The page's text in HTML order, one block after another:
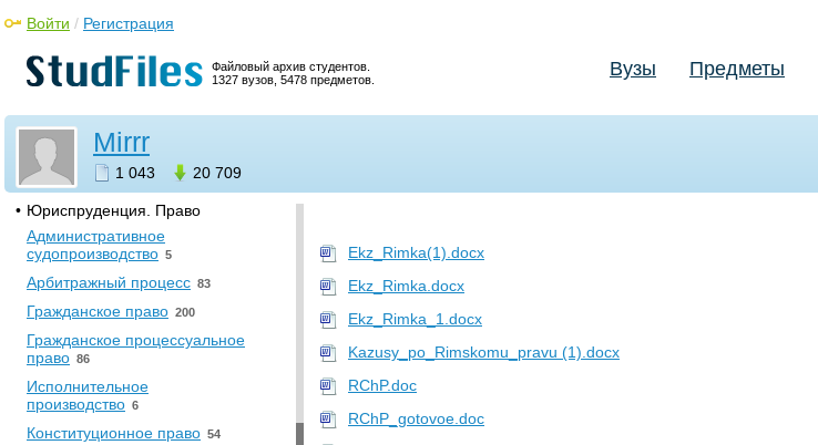
Файловый архив студентов.
1327 вузов, 5478 предметов.
Войти / Регистрация
Вузы Предметы
Mirrr
1 043 20 709
[НЕСОРТИРОВАННОЕ]
10
Аттестация 34
Производственная практика
Учебная практика
• Юриспруденция. Право
Административное
судопроизводство 5
Арбитражный процесс 83
Гражданское право 200
Гражданское процессуальное
право 86
Исполнительное
производство 6
Конституционное право 54
Ekz_Rimka(1).docx
Ekz_Rimka.docx
Ekz_Rimka_1.docx
Kazusy_po_Rimskomu_pravu (1).docx
RChP.doc
RChP_gotovoe.doc